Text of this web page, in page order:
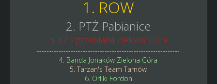
1. ROW
2. PTŻ Pabianice
3. KŻ Zgrzeblarki Zielona Góra
-----------------------------------------------------------
4. Banda Jonaków Zielona Góra
5. Tarzan's Team Tarnów
6. Orliki Fordon